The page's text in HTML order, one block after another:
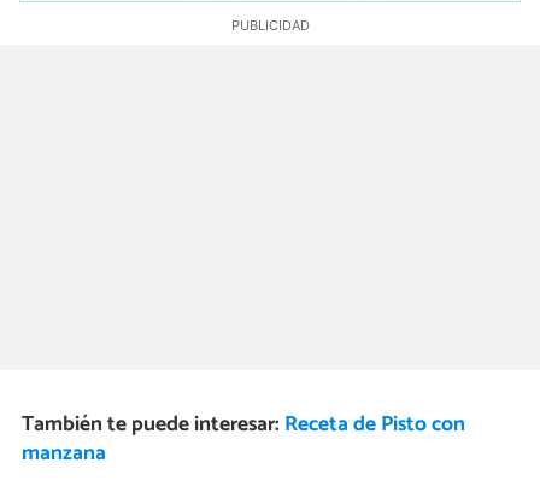
También te puede interesar: Receta de Pisto con
manzana